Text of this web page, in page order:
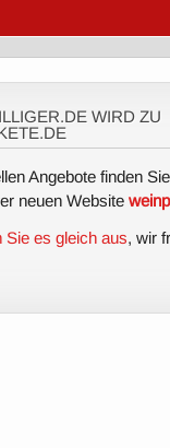
WIRD ZU
Angebote finden
neuen Website
Sie es gleich aus, wir